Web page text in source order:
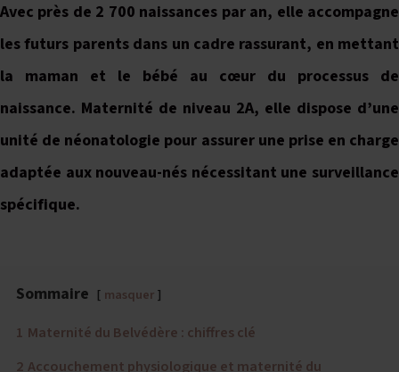
Avec près de 2 700 naissances par an, elle accompagne
les futurs parents dans un cadre rassurant, en mettant
la maman et le bébé au cœur du processus de
naissance. Maternité de niveau 2A, elle dispose d’une
unité de néonatologie pour assurer une prise en charge
adaptée aux nouveau-nés nécessitant une surveillance
spécifique.
Sommaire masquer
1 Maternité du Belvédère : chiffres clé
2 Accouchement physiologique et maternité du